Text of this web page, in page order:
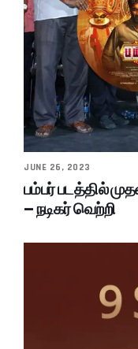
JUNE 26, 2023
பம்பர் படத்தில்
– நடிகர் வெற்றி